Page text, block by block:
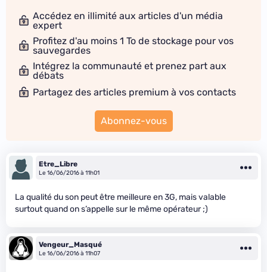
Accédez en illimité aux articles d'un média
expert
Profitez d'au moins 1 To de stockage pour vos
sauvegardes
Intégrez la communauté et prenez part aux
débats
Partagez des articles premium à vos contacts
Abonnez-vous
Etre_Libre
Le 16/06/2016 à 11h01
La qualité du son peut être meilleure en 3G, mais valable
surtout quand on s’appelle sur le même opérateur ;)
Vengeur_Masqué
Le 16/06/2016 à 11h07